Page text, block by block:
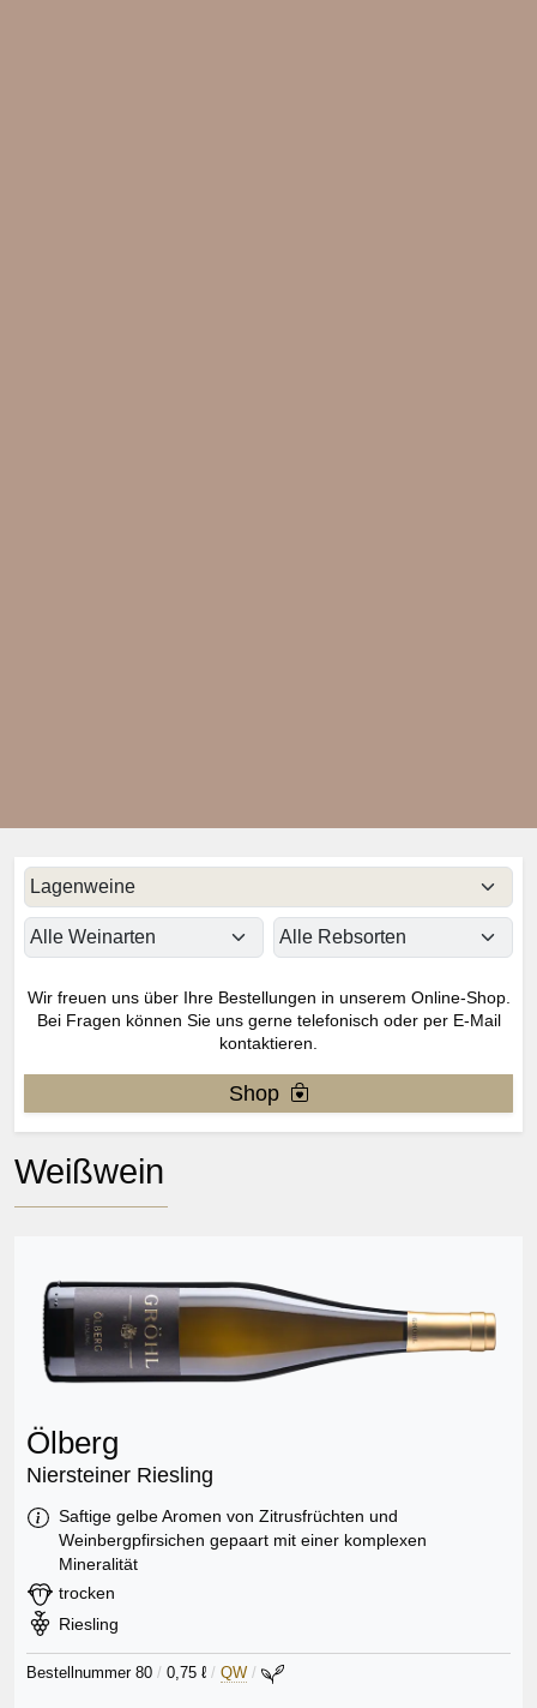
Wir freuen uns über Ihre Bestellungen in unserem Online-Shop.
Bei Fragen können Sie uns gerne telefonisch oder per E-Mail
kontaktieren.
Shop
Weißwein
Ölberg
Niersteiner Riesling
Information:
Saftige gelbe Aromen von Zitrusfrüchten und
Weinbergpfirsichen gepaart mit einer komplexen
Mineralität
Geschmack:
trocken
Rebsorte:
Riesling
Bestellnummer 80 / 0,75 ℓ / QW /